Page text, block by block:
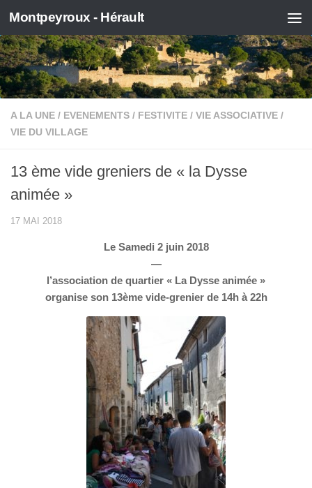
Skip to content
Montpeyroux - Hérault
A LA UNE / EVENEMENTS / FESTIVITE / VIE ASSOCIATIVE /
VIE DU VILLAGE
13 ème vide greniers de « la Dysse
animée »
17 MAI 2018
Le Samedi 2 juin 2018
—
l’association de quartier « La Dysse animée »
organise son 13ème vide-grenier de 14h à 22h